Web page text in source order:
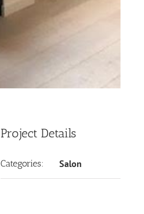
Project Details
Categories: Salon